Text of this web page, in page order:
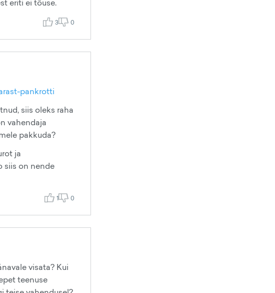
eriti ei tõuse.
3 0
pankrotti
siis oleks raha
vahendaja
pakkuda?
ja
siis on nende
1 0
visata? Kui
teenuse